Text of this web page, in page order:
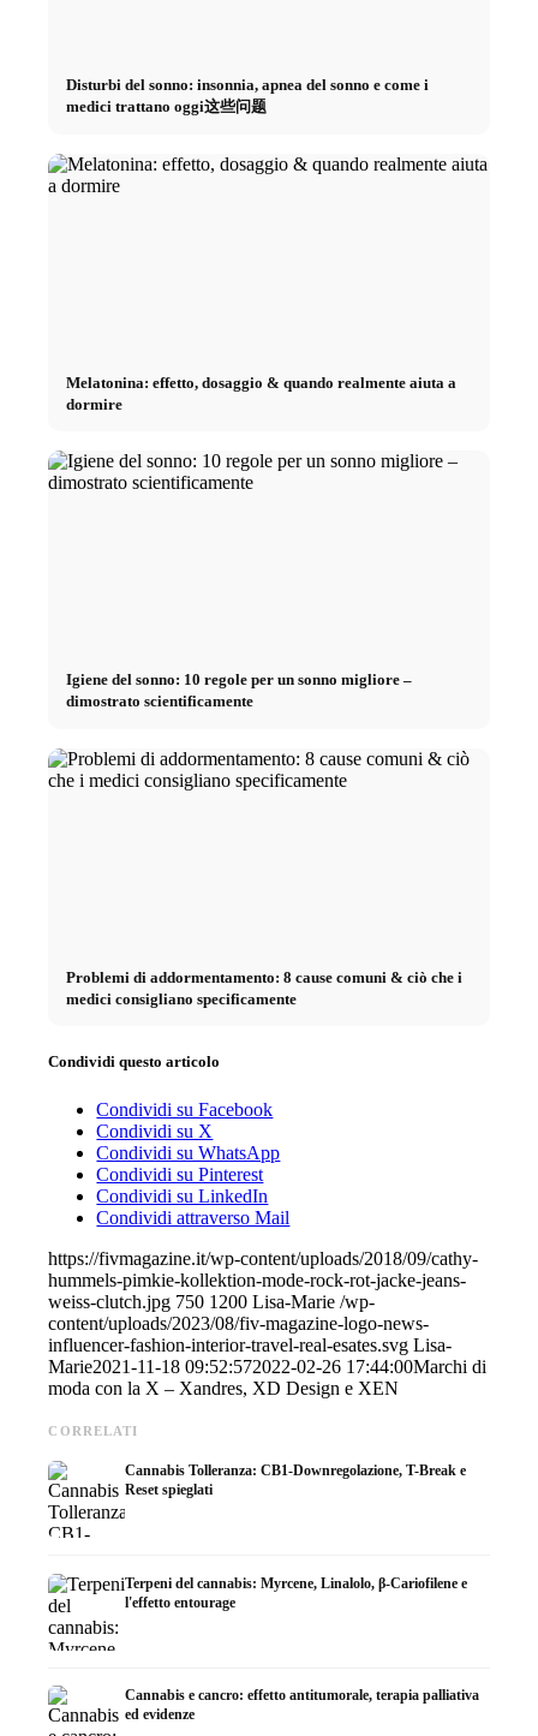
Disturbi del sonno: insonnia, apnea del sonno e come i
medici trattano oggi这些问题
Melatonina: effetto, dosaggio & quando realmente aiuta a
dormire
Igiene del sonno: 10 regole per un sonno migliore –
dimostrato scientificamente
Problemi di addormentamento: 8 cause comuni & ciò che i
medici consigliano specificamente
Condividi questo articolo
Condividi su Facebook
Condividi su X
Condividi su WhatsApp
Condividi su Pinterest
Condividi su LinkedIn
Condividi attraverso Mail
https://fivmagazine.it/wp-content/uploads/2018/09/cathy-
hummels-pimkie-kollektion-mode-rock-rot-jacke-jeans-
weiss-clutch.jpg 750 1200 Lisa-Marie /wp-
content/uploads/2023/08/fiv-magazine-logo-news-
influencer-fashion-interior-travel-real-esates.svg Lisa-
Marie2021-11-18 09:52:572022-02-26 17:44:00Marchi di
moda con la X – Xandres, XD Design e XEN
CORRELATI
Cannabis Tolleranza: CB1-Downregolazione, T-Break e
Reset spieglati
Terpeni del cannabis: Myrcene, Linalolo, β-Cariofilene e
l'effetto entourage
Cannabis e cancro: effetto antitumorale, terapia palliativa
ed evidenze